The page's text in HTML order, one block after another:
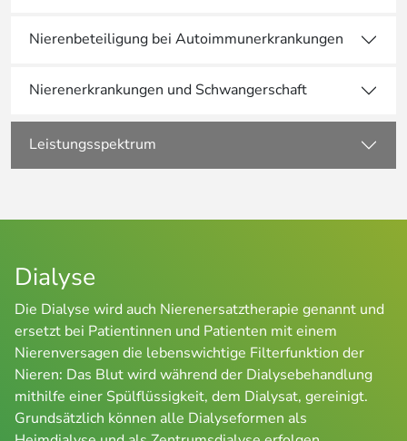
Nierenbeteiligung bei Autoimmunerkrankungen
Nierenerkrankungen und Schwangerschaft
Leistungsspektrum
Dialyse
Die Dialyse wird auch Nierenersatztherapie genannt und
ersetzt bei Patientinnen und Patienten mit einem
Nierenversagen die lebenswichtige Filterfunktion der
Nieren: Das Blut wird während der Dialysebehandlung
mithilfe einer Spülflüssigkeit, dem Dialysat, gereinigt.
Grundsätzlich können alle Dialyseformen als